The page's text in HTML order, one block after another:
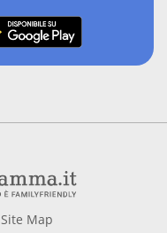
Site Map